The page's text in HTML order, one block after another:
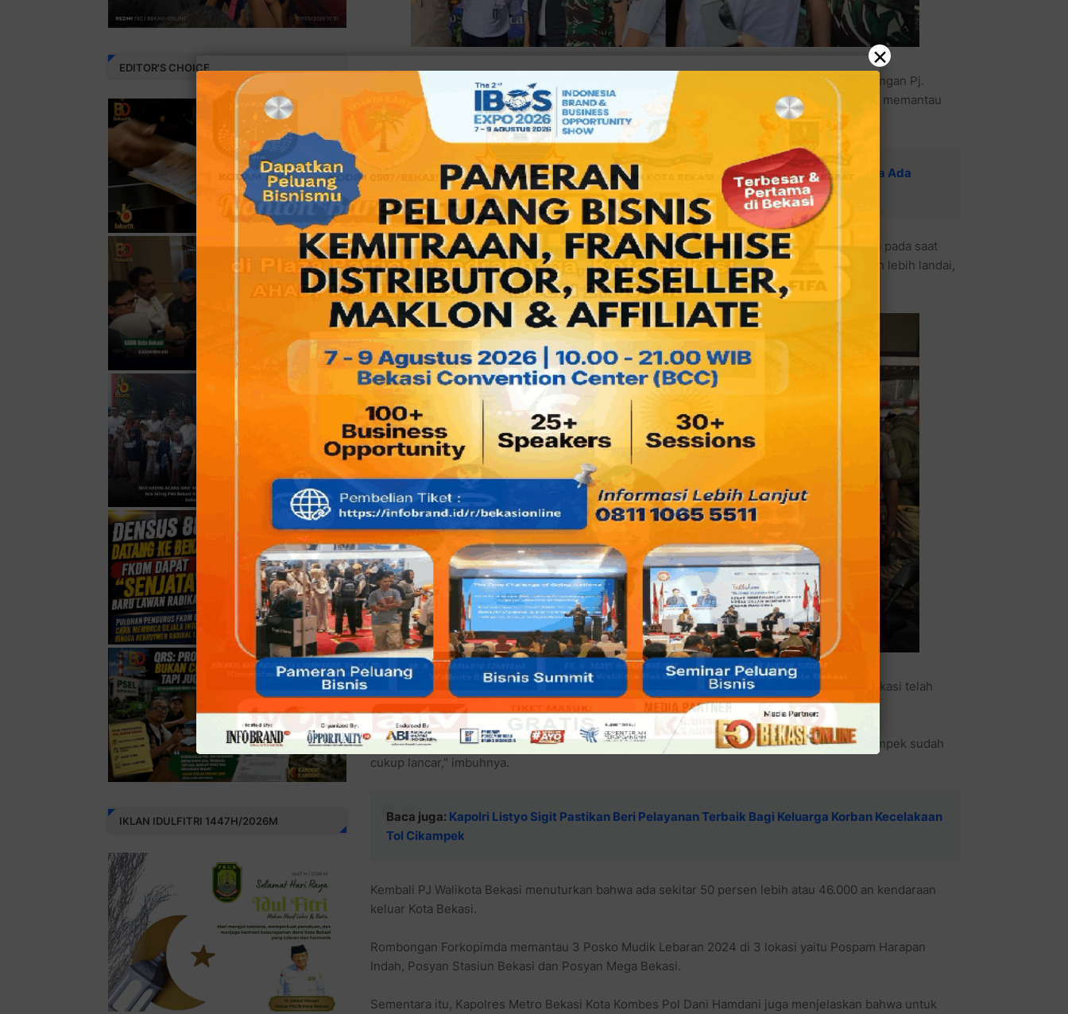
KOTA BEKASI, BksOL- Kapolres Metro Bekasi Kota Kombes Pol Dani Hamdani bersama dengan Pj.
Walikota Bekasi R Gani Muhamad dan Dandim 0507/Bekasi Kolonel ARM Rico Ricardo Sirait memantau
Pospam dan Posyan di wilayahnya pada Minggu (07/04/24).
Baca juga:Kapolres Metro Bekasi: Kondisi Arus Balik Saat Ini Terpantau Kondusif Tanpa Ada
Antrian Kendaraan yang Melintasi Kabupaten Bekasi
“Jadi dari hasil monitoring kita tadi, Alhamdulillah hari ini sudah lebih landai, dan kita pantau pada saat
puncaknya itu terjadi pada Jumat malam Sabtu. Untuk rata-rata sekarang di Bekasi ini sudah lebih landai,
untuk arus mudik Masyarakat ke kampung halaman,” kata Gani Muhamad.
Dikatakan R. Gani Muhamad, bahwa saat ini intensitas para pemudik yang melintasi Kota Bekasi telah
"Kita cek juga di stasiun sudah sangat menurun dan juga kita monitor di CCTV kita tol Cikampek sudah
cukup lancar," imbuhnya.
Baca juga: Kapolri Listyo Sigit Pastikan Beri Pelayanan Terbaik Bagi Keluarga Korban Kecelakaan
Tol Cikampek
Kembali PJ Walikota Bekasi menuturkan bahwa ada sekitar 50 persen lebih atau 46.000 an kendaraan
keluar Kota Bekasi.
Rombongan Forkopimda memantau 3 Posko Mudik Lebaran 2024 di 3 lokasi yaitu Pospam Harapan
Indah, Posyan Stasiun Bekasi dan Posyan Mega Bekasi.
Sementara itu, Kapolres Metro Bekasi Kota Kombes Pol Dani Hamdani juga menjelaskan bahwa untuk
EDITOR'S CHOICE
IKLAN IDULFITRI 1447H/2026M
×